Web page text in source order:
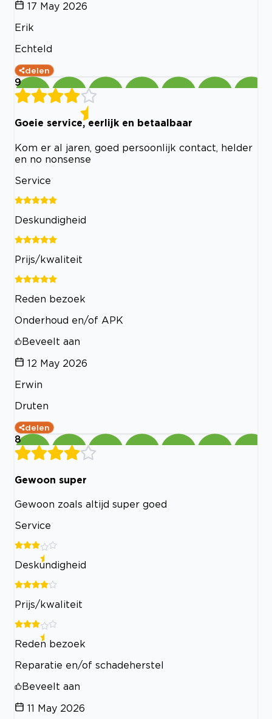
17 May 2026
Erik
Echteld
delen
9
Goeie service, eerlijk en betaalbaar
Kom er al jaren, goed persoonlijk contact, helder
en no nonsense
Service
Deskundigheid
Prijs/kwaliteit
Reden bezoek
Onderhoud en/of APK
Beveelt aan
12 May 2026
Erwin
Druten
delen
8
Gewoon super
Gewoon zoals altijd super goed
Service
Deskundigheid
Prijs/kwaliteit
Reden bezoek
Reparatie en/of schadeherstel
Beveelt aan
11 May 2026